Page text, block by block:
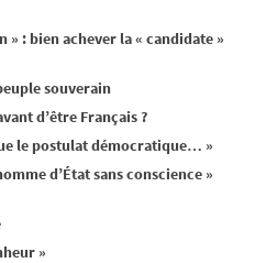
» : bien achever la « candidate »
souverain
d’être Français ?
le postulat démocratique… »
d’État sans conscience »
»